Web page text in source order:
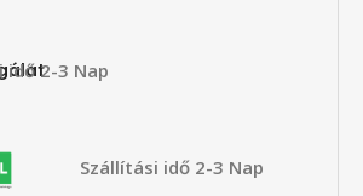
idő 2-3 Nap
Szállítási idő 2-3 Nap